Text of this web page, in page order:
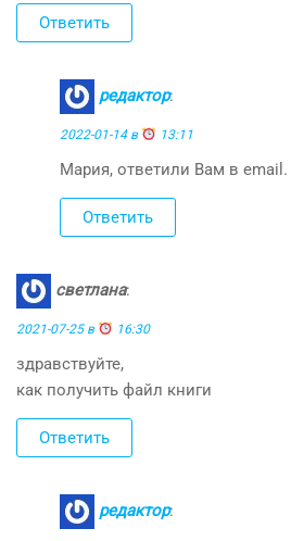
Ответить
редактор:
2022-01-14 в 13:11
Мария, ответили Вам в email.
Ответить
светлана:
2021-07-25 в 16:30
здравствуйте,
как получить файл книги
Ответить
редактор: